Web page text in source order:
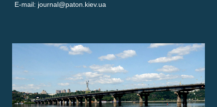
E-mail: journal@paton.kiev.ua